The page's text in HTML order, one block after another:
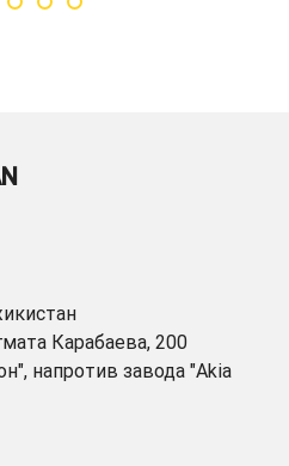
Карабаева, 200
напротив завода "Akia